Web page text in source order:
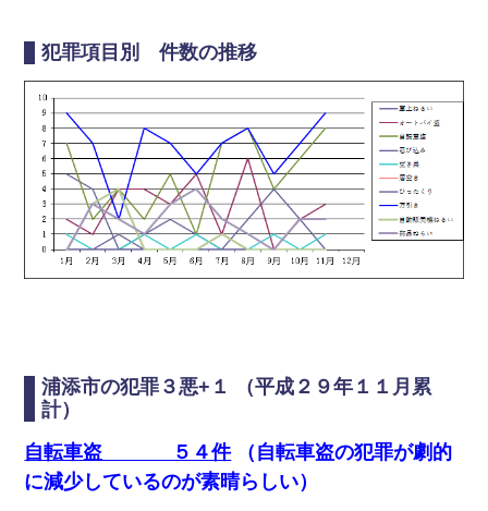
犯罪項目別 件数の推移
浦添市の犯罪３悪+１ （平成２９年１１月累
計）
自転車盗 ５４件
（自転車盗の犯罪が劇的
に減少しているのが素晴らしい）